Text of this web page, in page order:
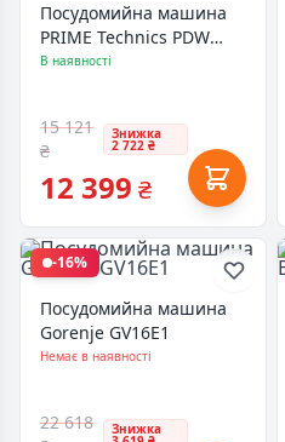
Посудомийна машина
PRIME Technics PDW
60138 RBI
В наявності
15 121
₴
Знижка
2 722 ₴
12 399 ₴
-16%
Посудомийна машина
Gorenje GV16E1
Немає в наявності
22 618
Знижка